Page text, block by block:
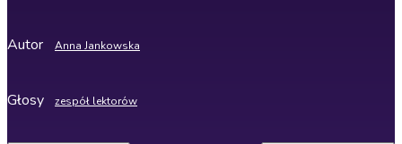
Autor Anna Jankowska
Głosy zespół lektorów